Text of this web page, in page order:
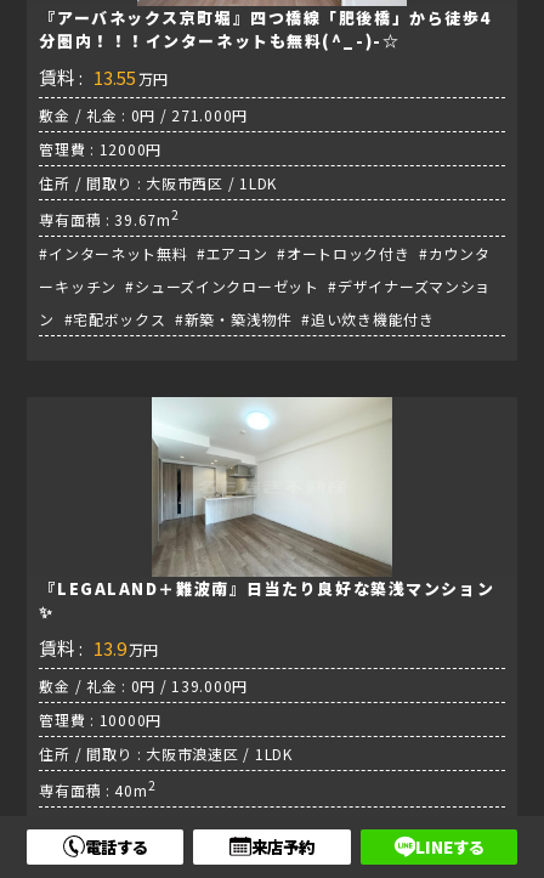
『アーバネックス京町堀』四つ橋線「肥後橋」から徒歩4
分圏内！！！インターネットも無料(^_-)-☆
賃料 : 13.55 万円
敷金 / 礼金 : 0円 / 271.000円
管理費 : 12000円
住所 / 間取り : 大阪市西区 / 1LDK
専有面積 : 39.67m2
#インターネット無料 #エアコン #オートロック付き #カウンタ
ーキッチン #シューズインクローゼット #デザイナーズマンショ
ン #宅配ボックス #新築・築浅物件 #追い炊き機能付き
『LEGALAND＋難波南』日当たり良好な築浅マンション
✨
賃料 : 13.9万円
敷金 / 礼金 : 0円 / 139.000円
管理費 : 10000円
住所 / 間取り : 大阪市浪速区 / 1LDK
専有面積 : 40m2
ト #エアコン #オートロック付き #カウンターキッチン #デザイ
電話する 来店予約 LINEする